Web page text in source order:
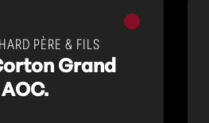
Vins
rouges
PÈRE & FILS
Grand